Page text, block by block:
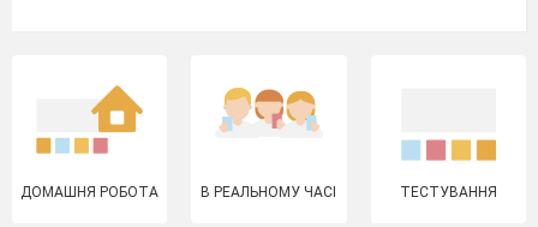
ДОМАШНЯ РОБОТА В РЕАЛЬНОМУ ЧАСІ ТЕСТУВАННЯ